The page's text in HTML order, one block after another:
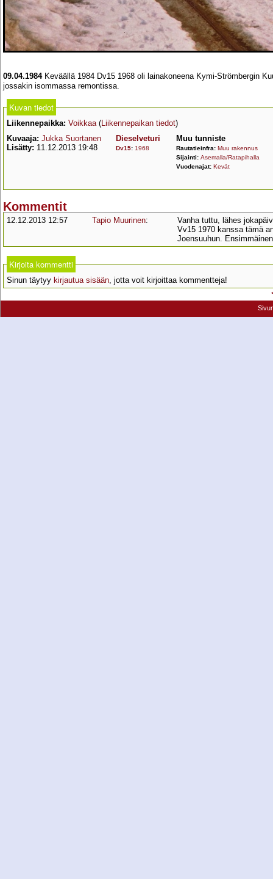
09.04.1984Keväällä 1984 Dv15 1968 oli lainakoneena Kymi-Strömbergin
jossakin isommassa remontissa.
Kuvan tiedot
Liikennepaikka: Voikkaa(Liikennepaikan tiedot)
Kuvaaja: Jukka Suortanen
Lisätty: 11.12.2013 19:48
Dieselveturi
Dv15: 1968
Muu tunniste
Rautatieinfra: Muu rakennus
Sijainti: Asemalla/Ratapihalla
Vuodenajat: Kevät
Kommentit
12.12.2013 12:57 Tapio Muurinen:
Vanha tuttu, lähes
Vv15 1970 kanssa tämä
Joensuuhun.
Kirjoita kommentti
Sinun täytyy kirjautua sisään, jotta voit kirjoittaa kommentteja!